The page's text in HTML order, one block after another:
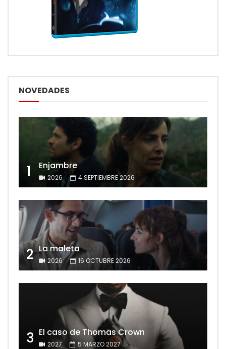
NOVEDADES
1 Enjambre
2026 4 SEPTIEMBRE 2026
2 La maleta
2026 16 OCTUBRE 2026
3 El caso de Thomas Crown
2027 5 MARZO 2027